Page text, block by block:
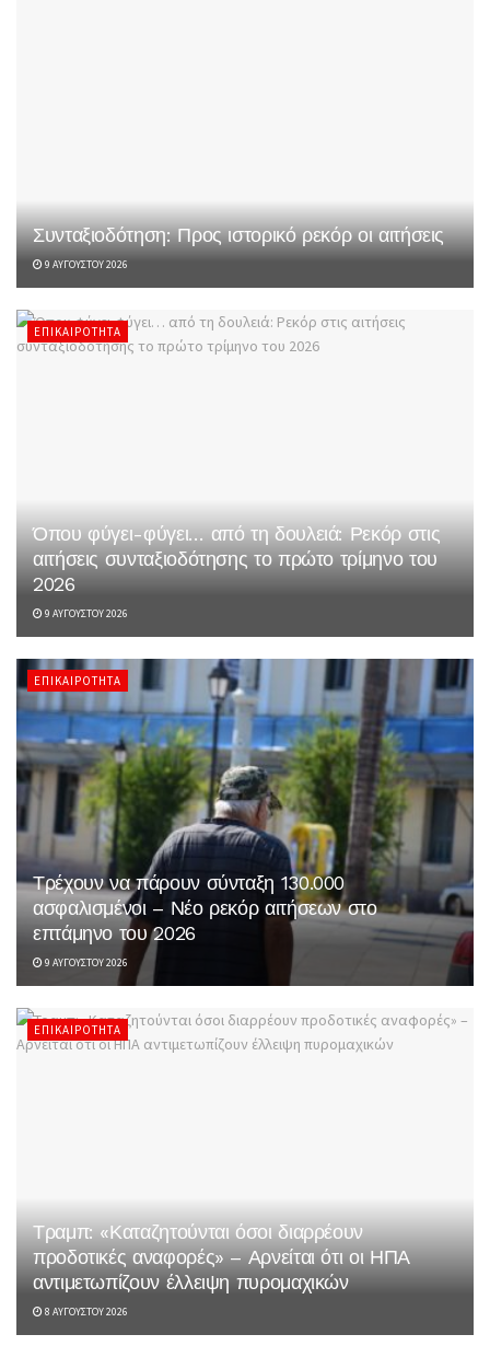
Συνταξιοδότηση: Προς ιστορικό ρεκόρ οι αιτήσεις
9 ΑΥΓΟΎΣΤΟΥ 2026
ΕΠΙΚΑΙΡΌΤΗΤΑ
Όπου φύγει-φύγει… από τη δουλειά: Ρεκόρ στις
αιτήσεις συνταξιοδότησης το πρώτο τρίμηνο του
2026
9 ΑΥΓΟΎΣΤΟΥ 2026
ΕΠΙΚΑΙΡΌΤΗΤΑ
Τρέχουν να πάρουν σύνταξη 130.000
ασφαλισμένοι – Νέο ρεκόρ αιτήσεων στο
επτάμηνο του 2026
9 ΑΥΓΟΎΣΤΟΥ 2026
ΕΠΙΚΑΙΡΌΤΗΤΑ
Τραμπ: «Καταζητούνται όσοι διαρρέουν
προδοτικές αναφορές» – Αρνείται ότι οι ΗΠΑ
αντιμετωπίζουν έλλειψη πυρομαχικών
8 ΑΥΓΟΎΣΤΟΥ 2026